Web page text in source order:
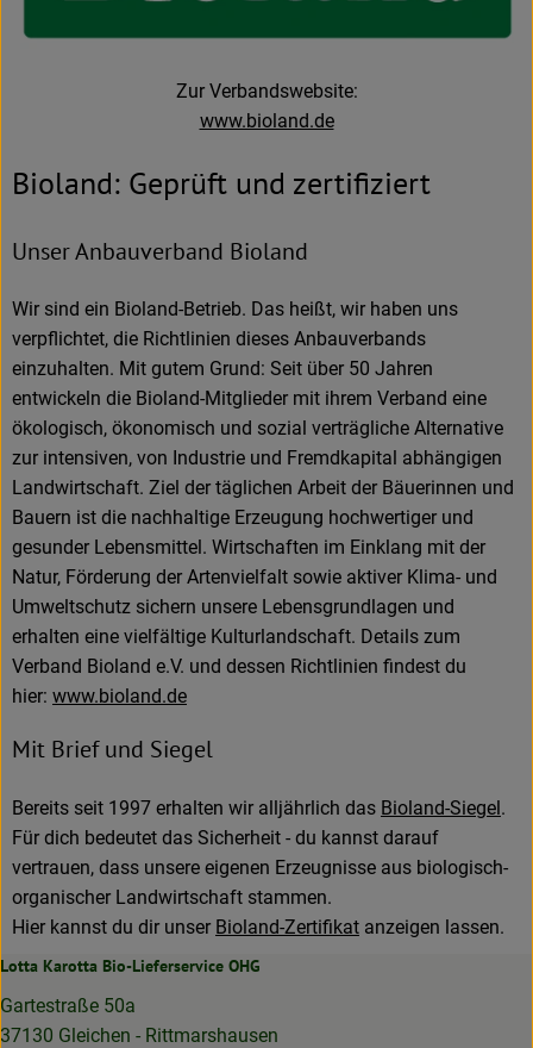
Zur Verbandswebsite:
www.bioland.de
Bioland: Geprüft und zertifiziert
Unser Anbauverband Bioland
Wir sind ein Bioland-Betrieb. Das heißt, wir haben uns
verpflichtet, die Richtlinien dieses Anbauverbands
einzuhalten. Mit gutem Grund: Seit über 50 Jahren
entwickeln die Bioland-Mitglieder mit ihrem Verband eine
ökologisch, ökonomisch und sozial verträgliche Alternative
zur intensiven, von Industrie und Fremdkapital abhängigen
Landwirtschaft. Ziel der täglichen Arbeit der Bäuerinnen und
Bauern ist die nachhaltige Erzeugung hochwertiger und
gesunder Lebensmittel. Wirtschaften im Einklang mit der
Natur, Förderung der Artenvielfalt sowie aktiver Klima- und
Umweltschutz sichern unsere Lebensgrundlagen und
erhalten eine vielfältige Kulturlandschaft. Details zum
Verband Bioland e.V. und dessen Richtlinien findest du
hier: www.bioland.de
Mit Brief und Siegel
Bereits seit 1997 erhalten wir alljährlich das Bioland-Siegel.
Für dich bedeutet das Sicherheit - du kannst darauf
vertrauen, dass unsere eigenen Erzeugnisse aus biologisch-
organischer Landwirtschaft stammen.
Hier kannst du dir unser Bioland-Zertifikat anzeigen lassen.
Lotta Karotta Bio-Lieferservice OHG
Gartestraße 50a
37130 Gleichen - Rittmarshausen